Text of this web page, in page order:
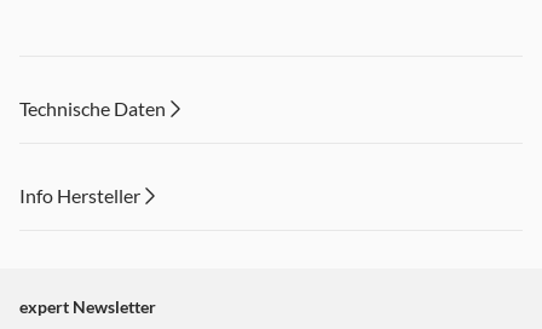
Technische Daten
Info Hersteller
"Marketing".
expert Newsletter